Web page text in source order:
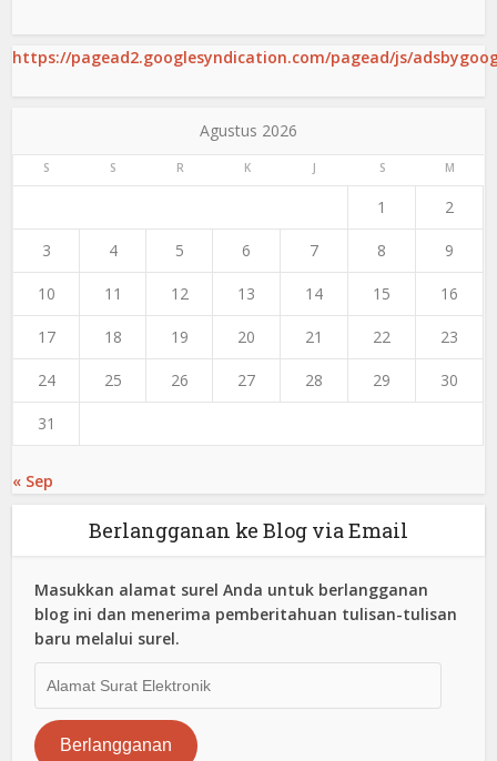
https://pagead2.googlesyndication.com/pagead/js/
Agustus 2026
S S R K J S M
1 2
3 4 5 6 7 8 9
10 11 12 13 14 15 16
17 18 19 20 21 22 23
24 25 26 27 28 29 30
31
« Sep
Berlangganan ke Blog via Email
Masukkan alamat surel Anda untuk berlangganan
blog ini dan menerima pemberitahuan tulisan-tulisan
baru melalui surel.
Surat
Elektronik
Berlangganan